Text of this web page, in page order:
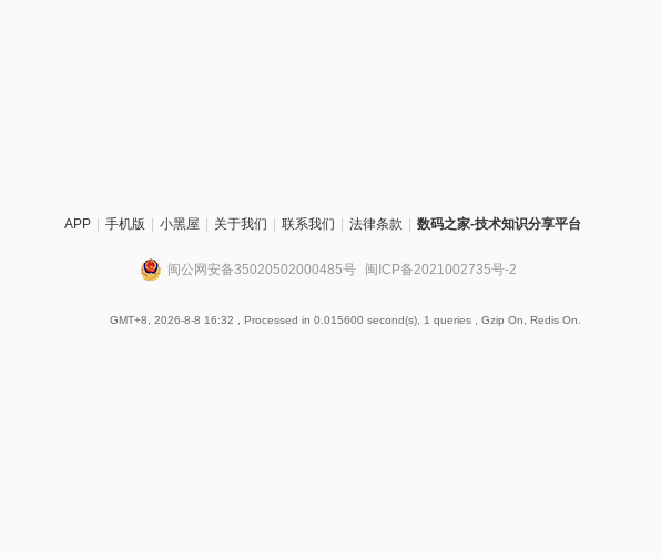
APP 手机版 小黑屋 关于我们 联系我们 法律条款 数码之家-技术知识分享平台
闽公网安备35020502000485号 闽ICP备2021002735号-2
GMT+8, 2026-8-8 16:32 , Processed in 0.015600 second(s), 1 queries , Gzip On, Redis On.